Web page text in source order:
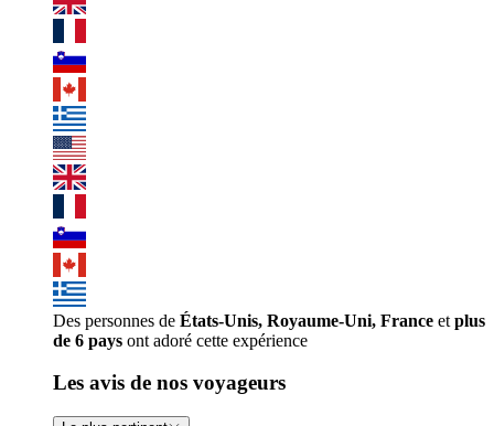
Des personnes de États-Unis, Royaume-Uni, France et plus
de 6 pays ont adoré cette expérience
Les avis de nos voyageurs